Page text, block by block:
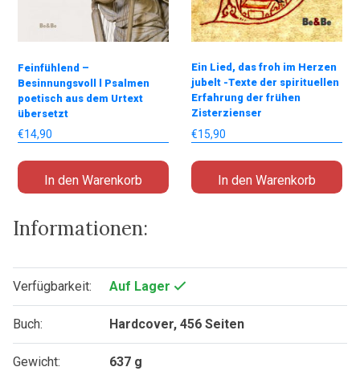
Feinfühlend –
Besinnungsvoll l Psalmen
poetisch aus dem Urtext
übersetzt
€14,90
In den Warenkorb
Ein Lied, das froh im Herzen
jubelt -Texte der spirituellen
Erfahrung der frühen
Zisterzienser
€15,90
In den Warenkorb
Informationen:
Verfügbarkeit: Auf Lager
Buch: Hardcover, 456 Seiten
Gewicht: 637 g